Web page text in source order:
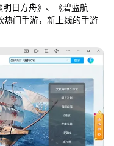
日方舟》、《碧蓝航
热门手游，新上线的手游